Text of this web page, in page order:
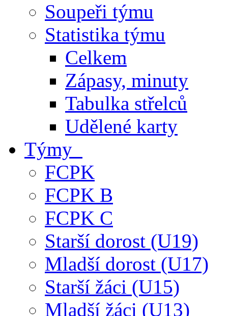
Soupeři týmu
Statistika týmu
Celkem
Zápasy, minuty
Tabulka střelců
Udělené karty
Týmy
FCPK
FCPK B
FCPK C
Starší dorost (U19)
Mladší dorost (U17)
Starší žáci (U15)
Mladší žáci (U13)